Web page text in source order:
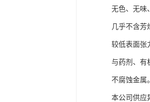
无色、无味
几乎不含芳
较低表面张
与药剂、有
不腐蚀金属。
本公司供应